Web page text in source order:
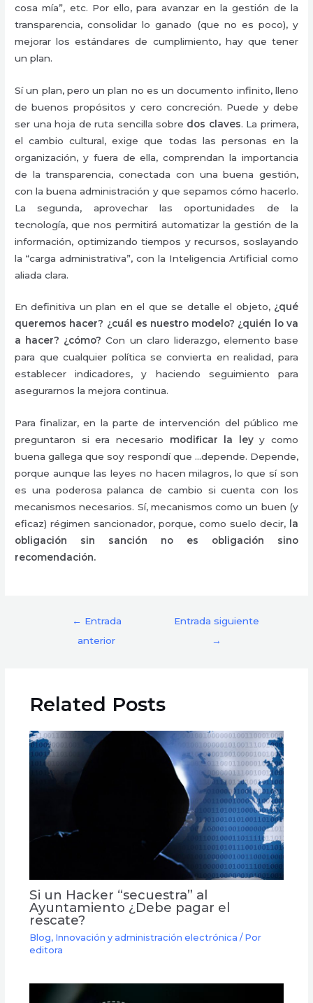
cosa mía”, etc. Por ello, para avanzar en la gestión de la
transparencia, consolidar lo ganado (que no es poco), y
mejorar los estándares de cumplimiento, hay que tener
un plan.
Sí un plan, pero un plan no es un documento infinito, lleno
de buenos propósitos y cero concreción. Puede y debe
ser una hoja de ruta sencilla sobre dos claves. La primera,
el cambio cultural, exige que todas las personas en la
organización, y fuera de ella, comprendan la importancia
de la transparencia, conectada con una buena gestión,
con la buena administración y que sepamos cómo hacerlo.
La segunda, aprovechar las oportunidades de la
tecnología, que nos permitirá automatizar la gestión de la
información, optimizando tiempos y recursos, soslayando
la “carga administrativa”, con la Inteligencia Artificial como
aliada clara.
En definitiva un plan en el que se detalle el objeto,¿qué
queremos hacer? ¿cuál es nuestro modelo? ¿quién lo va
a hacer? ¿cómo? Con un claro liderazgo, elemento base
para que cualquier política se convierta en realidad, para
establecer indicadores, y haciendo seguimiento para
asegurarnos la mejora continua.
Para finalizar, en la parte de intervención del público me
preguntaron si era necesario modificar la leyy como
buena gallega que soy respondí que …depende. Depende,
porque aunque las leyes no hacen milagros, lo que sí son
es una poderosa palanca de cambio si cuenta con los
mecanismos necesarios. Sí, mecanismos como un buen (y
eficaz) régimen sancionador, porque, como suelo decir,
la
obligación sin sanción no es obligación sino
recomendación.
← Entrada
anterior
Entrada siguiente
→
Related Posts
Si un Hacker “secuestra” al
Ayuntamiento ¿Debe pagar el
rescate?
Blog, Innovación y administración electrónica / Por
editora